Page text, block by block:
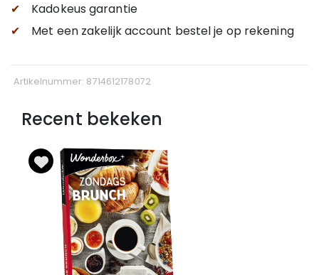
✔
Kadokeus garantie
✔
Met een zakelijk account bestel je op rekening
Artikelnummer: 8714612178072
Recent bekeken